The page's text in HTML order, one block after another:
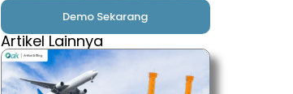
Demo Sekarang
Artikel Lainnya